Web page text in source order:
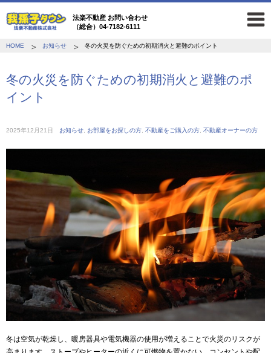
法楽不動産 お問い合わせ
（総合）04-7182-6111
HOME お知らせ 冬の火災を防ぐための初期消火と避難のポイント
冬の火災を防ぐための初期消火と避難のポ
イント
2025年12月21日 お知らせ お部屋をお探しの方 不動産をご購入の方 不動産オーナーの方
冬は空気が乾燥し、暖房器具や電気機器の使用が増えることで火災のリスクが